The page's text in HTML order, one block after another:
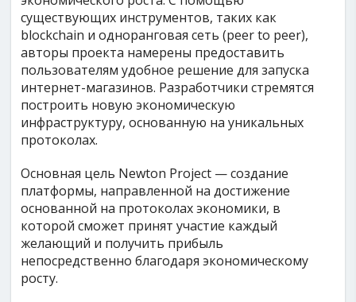
существующих инструментов, таких как
blockchain и одноранговая сеть (peer to peer),
авторы проекта намерены предоставить
пользователям удобное решение для запуска
интернет-магазинов. Разработчики стремятся
построить новую экономическую
инфраструктуру, основанную на уникальных
протоколах.
Основная цель Newton Project — создание
платформы, направленной на достижение
основанной на протоколах экономики, в
которой сможет принят участие каждый
желающий и получить прибыль
непосредственно благодаря экономическому
росту.